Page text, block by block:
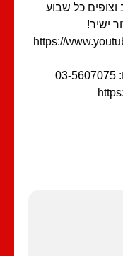
כל שבוע
https://